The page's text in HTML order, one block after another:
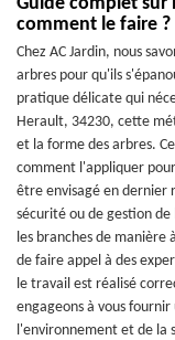
comment le faire ?
Chez AC Jardin, nous
arbres pour qu'ils
pratique délicate qui
Herault, 34230, cette
et la forme des arbres.
comment l'appliquer
être envisagé en dernier
sécurité ou de gestion
les branches de manière
de faire appel à des
le travail est réalisé
engageons à vous
l'environnement et de la